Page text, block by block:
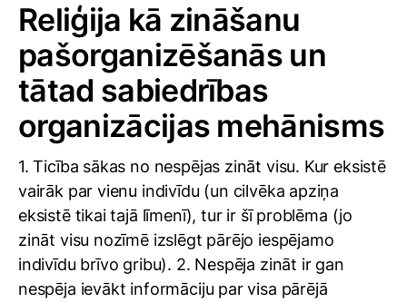
Reliģija kā zināšanu
pašorganizēšanās un
tātad sabiedrības
organizācijas mehānisms
1. Ticība sākas no nespējas zināt visu. Kur eksistē
vairāk par vienu indivīdu (un cilvēka apziņa
eksistē tikai tajā līmenī), tur ir šī problēma (jo
zināt visu nozīmē izslēgt pārējo iespējamo
indivīdu brīvo gribu). 2. Nespēja zināt ir gan
nespēja ievākt informāciju par visa pārējā